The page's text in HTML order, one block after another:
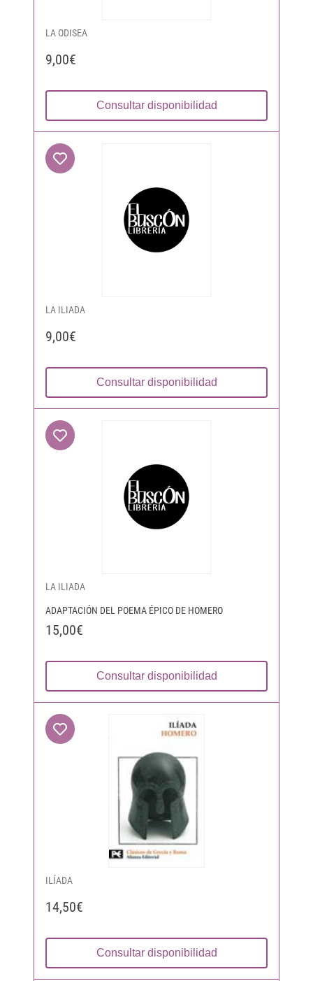
LA ODISEA
9,00€
Consultar disponibilidad
LA ILIADA
9,00€
Consultar disponibilidad
LA ILIADA
ADAPTACIÓN DEL POEMA ÉPICO DE HOMERO
15,00€
Consultar disponibilidad
ILÍADA
14,50€
Consultar disponibilidad